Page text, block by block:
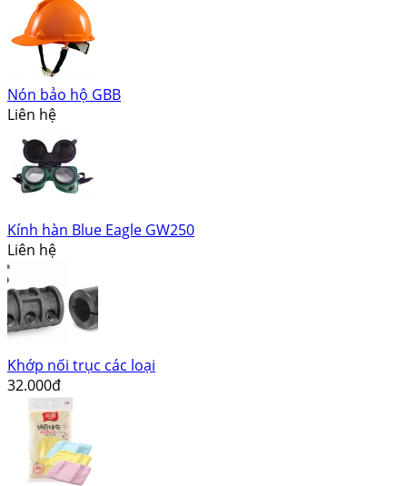
Nón bảo hộ GBB
Liên hệ
Kính hàn Blue Eagle GW250
Liên hệ
Khớp nối trục các loại
32.000đ